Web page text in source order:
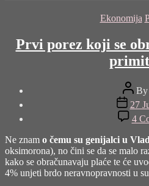
Ekonomija
Prvi porez koji se
Post
author
By
Post
date
27
4
Ne znam o čemu su genijalci u
oksimorona), no čini se da se malo
kako se obračunavaju plaće te će
4% unjeti brdo neravnopravnosti u